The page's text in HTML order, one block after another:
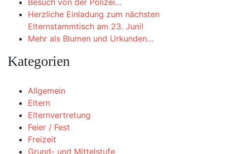
Besuch von der Polizei…
Herzliche Einladung zum nächsten
Elternstammtisch am 23. Juni!
Mehr als Blumen und Urkunden…
Kategorien
Allgemein
Eltern
Elternvertretung
Feier / Fest
Freizeit
Grund- und Mittelstufe